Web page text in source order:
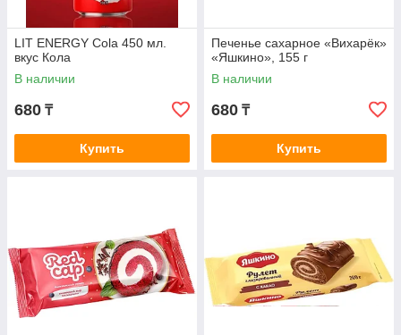
LIT ENERGY Cola 450 мл.
вкус Кола
В наличии
680 ₸
Купить
Печенье сахарное «Вихарёк»
«Яшкино», 155 г
В наличии
680 ₸
Купить